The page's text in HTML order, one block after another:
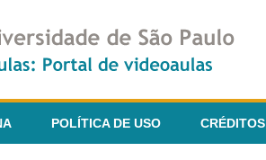
POLÍTICA DE USO CRÉDITOS